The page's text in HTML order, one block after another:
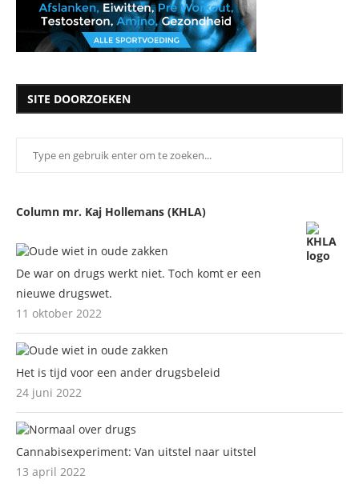
SITE DOORZOEKEN
Column mr. Kaj Hollemans (KHLA)
De war on drugs werkt niet. Toch komt er een
nieuwe drugswet.
11 oktober 2022
Het is tijd voor een ander drugsbeleid
24 juni 2022
Cannabisexperiment: Van uitstel naar uitstel
13 april 2022